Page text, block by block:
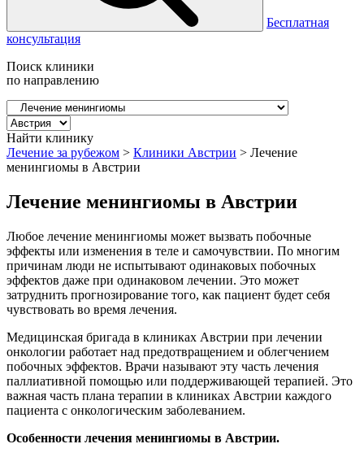
Бесплатная
консультация
Поиск клиники
по направлению
Найти клинику
Лечение за рубежом > Клиники Австрии > Лечение
менингиомы в Австрии
Лечение менингиомы в Австрии
Любое лечение менингиомы может вызвать побочные
эффекты или изменения в теле и самочувствии. По многим
причинам люди не испытывают одинаковых побочных
эффектов даже при одинаковом лечении. Это может
затруднить прогнозирование того, как пациент будет себя
чувствовать во время лечения.
Медицинская бригада в клиниках Австрии при лечении
онкологии работает над предотвращением и облегчением
побочных эффектов. Врачи называют эту часть лечения
паллиативной помощью или поддерживающей терапией. Это
важная часть плана терапии в клиниках Австрии каждого
пациента с онкологическим заболеванием.
Особенности лечения менингиомы в Австрии.